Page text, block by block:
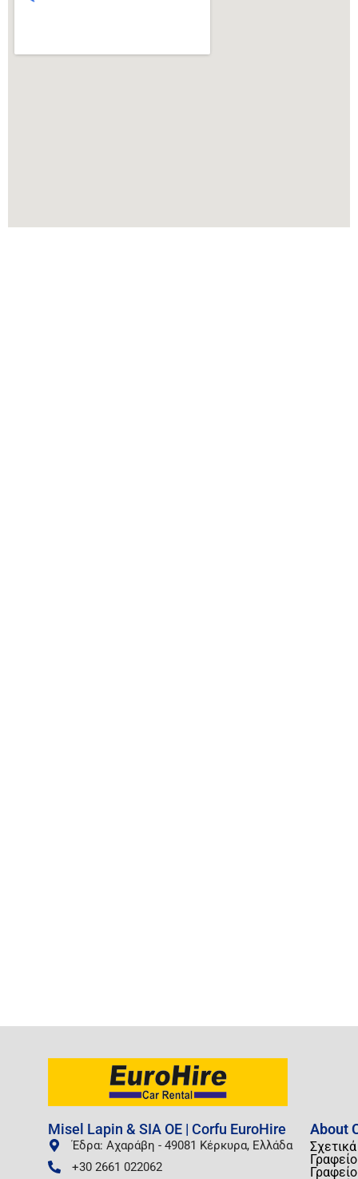
Misel Lapin & SIA OE | Corfu EuroHire
Έδρα: Αχαράβη - 49081 Κέρκυρα, Ελλάδα
+30 2661 022062
About